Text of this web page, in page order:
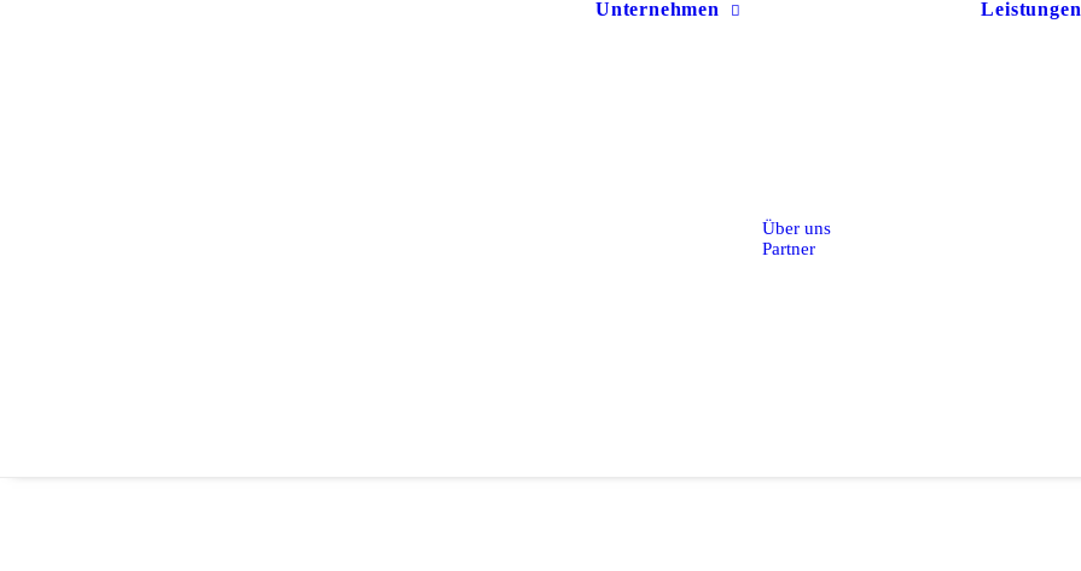
Unternehmen
Über uns
Partner
Leistungen